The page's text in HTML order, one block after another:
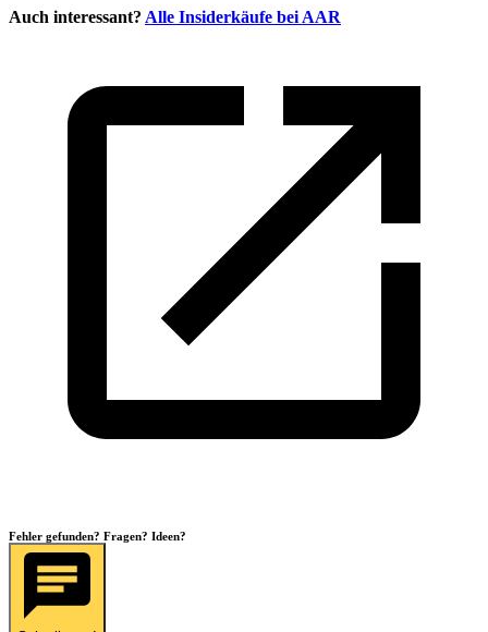
Auch interessant? Alle Insiderkäufe bei AAR
Fehler gefunden? Fragen? Ideen?